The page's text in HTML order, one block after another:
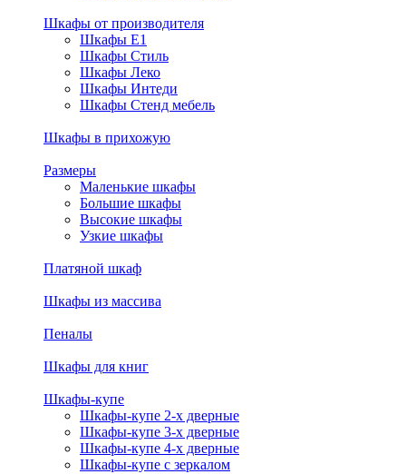
Шкафы от производителя
Шкафы E1
Шкафы Стиль
Шкафы Леко
Шкафы Интеди
Шкафы Стенд мебель
Шкафы в прихожую
Размеры
Маленькие шкафы
Большие шкафы
Высокие шкафы
Узкие шкафы
Платяной шкаф
Шкафы из массива
Пеналы
Шкафы для книг
Шкафы-купе
Шкафы-купе 2-х дверные
Шкафы-купе 3-х дверные
Шкафы-купе 4-х дверные
Шкафы-купе с зеркалом